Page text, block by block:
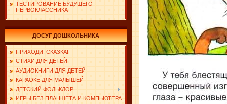
ТЕСТИРОВАНИЕ БУДУЩЕГО
ПЕРВОКЛАССНИКА
ДОСУГ ДОШКОЛЬНИКА
ПРИХОДИ, СКАЗКА!
СТИХИ ДЛЯ ДЕТЕЙ
АУДИОКНИГИ ДЛЯ ДЕТЕЙ
КАРАОКЕ ДЛЯ МАЛЫШЕЙ
ДЕТСКИЙ ФОЛЬКЛОР
ИГРЫ БЕЗ ПЛАНШЕТА И КОМПЬЮТЕРА